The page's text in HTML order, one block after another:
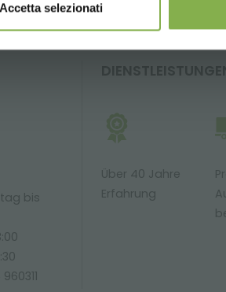
Accetta selezionati
bis
Über 40 Jahre
Erfahrung